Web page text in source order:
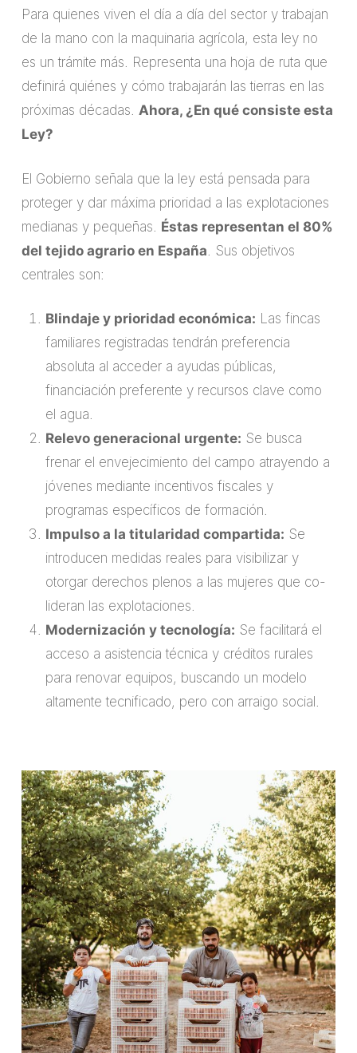
Para quienes viven el día a día del sector y trabajan
de la mano con la maquinaria agrícola, esta ley no
es un trámite más. Representa una hoja de ruta que
definirá quiénes y cómo trabajarán las tierras en las
próximas décadas. Ahora, ¿En qué consiste esta
Ley?
El Gobierno señala que la ley está pensada para
proteger y dar máxima prioridad a las explotaciones
medianas y pequeñas. Éstas representan el 80%
del tejido agrario en España . Sus objetivos
centrales son:
Blindaje y prioridad económica: Las fincas
familiares registradas tendrán preferencia
absoluta al acceder a ayudas públicas,
financiación preferente y recursos clave como
el agua.
Relevo generacional urgente: Se busca
frenar el envejecimiento del campo atrayendo a
jóvenes mediante incentivos fiscales y
programas específicos de formación.
Impulso a la titularidad compartida: Se
introducen medidas reales para visibilizar y
otorgar derechos plenos a las mujeres que co-
lideran las explotaciones.
Modernización y tecnología: Se facilitará el
acceso a asistencia técnica y créditos rurales
para renovar equipos, buscando un modelo
altamente tecnificado, pero con arraigo social.